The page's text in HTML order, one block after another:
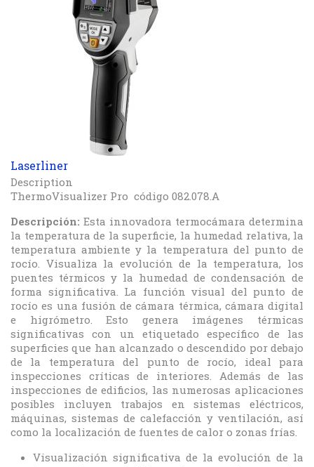
Laserliner
Description
ThermoVisualizer Pro código 082.078.A
Descripción: Esta innovadora termocámara determina
la temperatura de la superficie, la humedad relativa, la
temperatura ambiente y la temperatura del punto de
rocío. Visualiza la evolución de la temperatura, los
puentes térmicos y la humedad de condensación de
forma significativa. La función visual del punto de
rocío es una fusión de cámara térmica, cámara digital
e higrómetro. Esto genera imágenes térmicas
significativas con un etiquetado específico de las
superficies que han alcanzado o descendido por debajo
de la temperatura del punto de rocío, ideal para
inspecciones críticas de interiores. Además de las
inspecciones de edificios, las numerosas aplicaciones
posibles incluyen trabajos en sistemas eléctricos,
máquinas, sistemas de calefacción y ventilación, así
como la localización de fuentes de calor o zonas frías.
Visualización significativa de la evolución de la